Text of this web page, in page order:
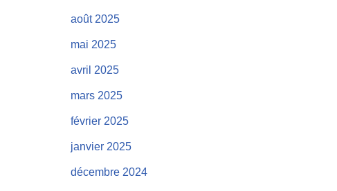
août 2025
mai 2025
avril 2025
mars 2025
février 2025
janvier 2025
décembre 2024